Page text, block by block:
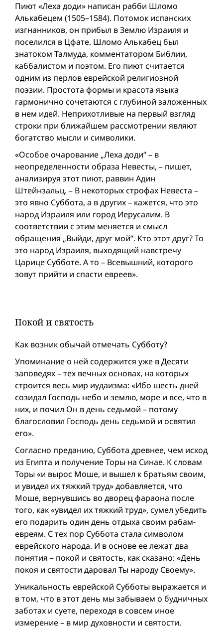
Пиют «Леха доди» написан рабби Шломо
Алькабецем (1505–1584). Потомок испанских
изгнанников, он прибыл в Землю Израиля и
поселился в Цфате. Шломо Алькабец был
знатоком Талмуда, комментатором Библии,
каббалистом и поэтом. Его пиют считается
одним из перлов еврейской религиозной
поэзии. Простота формы и красота языка
гармонично сочетаются с глубиной заложенных
в нем идей. Неприхотливые на первый взгляд
строки при ближайшем рассмотрении являют
богатство мысли и символики.
«Особое очарование „Леха доди“ – в
неопределенности образа Невесты, – пишет,
анализируя этот пиют, раввин Адин
Штейнзальц. – В некоторых строфах Невеста –
это явно Суббота, а в других – кажется, что это
народ Израиля или город Иерусалим. В
соответствии с этим меняется и смысл
обращения „Выйди, друг мой“. Кто этот друг? То
это народ Израиля, выходящий навстречу
Царице Субботе. А то – Всевышний, которого
зовут прийти и спасти евреев».
Покой и святость
Как возник обычай отмечать Субботу?
Упоминание о ней содержится уже в Десяти
заповедях – тех вечных основах, на которых
строится весь мир иудаизма: «Ибо шесть дней
созидал Господь небо и землю, море и все, что в
них, и почил Он в день седьмой – потому
благословил Господь день седьмой и освятил
его».
Согласно преданию, Суббота древнее, чем исход
из Египта и получение Торы на Синае. К словам
Торы «и вырос Моше, и вышел к братьям своим,
и увидел их тяжкий труд» добавляется, что
Моше, вернувшись во дворец фараона после
того, как «увидел их тяжкий труд», сумел убедить
его подарить один день отдыха своим рабам-
евреям. С тех пор Суббота стала символом
еврейского народа. И в основе ее лежат два
понятия – покой и святость, как сказано: «День
покоя и святости даровал Ты народу Своему».
Уникальность еврейской Субботы выражается и
в том, что в этот день мы забываем о будничных
заботах и суете, переходя в совсем иное
измерение – в мир духовности и святости.